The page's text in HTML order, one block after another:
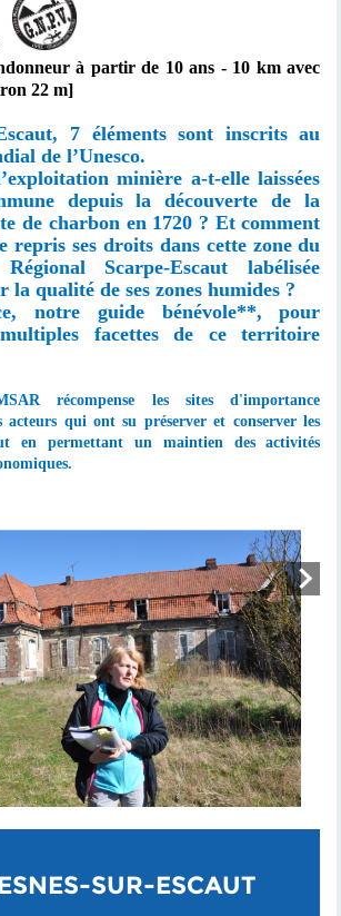
à partir de 10 ans - 10 km avec
22 m]
7 éléments sont inscrits au
de l’Unesco.
minière a-t-elle laissées
depuis la découverte de la
de charbon en 1720 ? Et comment
repris ses droits dans cette zone du
Scarpe-Escaut labélisée
qualité de ses zones humides ?
notre guide bénévole**, pour
facettes de ce territoire
récompense les sites d'importance
acteurs qui ont su préserver et conserver les
en permettant un maintien des activités
SUR-ESCAUT